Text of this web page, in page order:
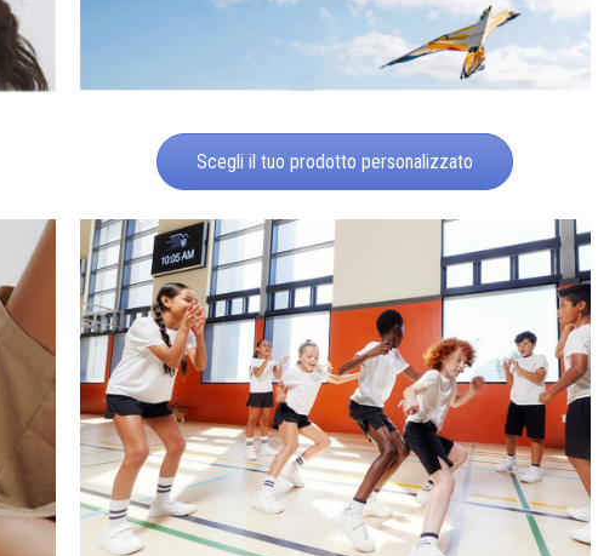
Scegli il tuo prodotto personalizzato